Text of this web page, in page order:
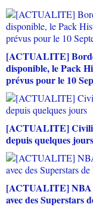
[ACTUALITE]
disponible, le Pack
prévus pour le 10
[ACTUALITE]
depuis quelques jours
[ACTUALITE] NBA
avec des Superstars